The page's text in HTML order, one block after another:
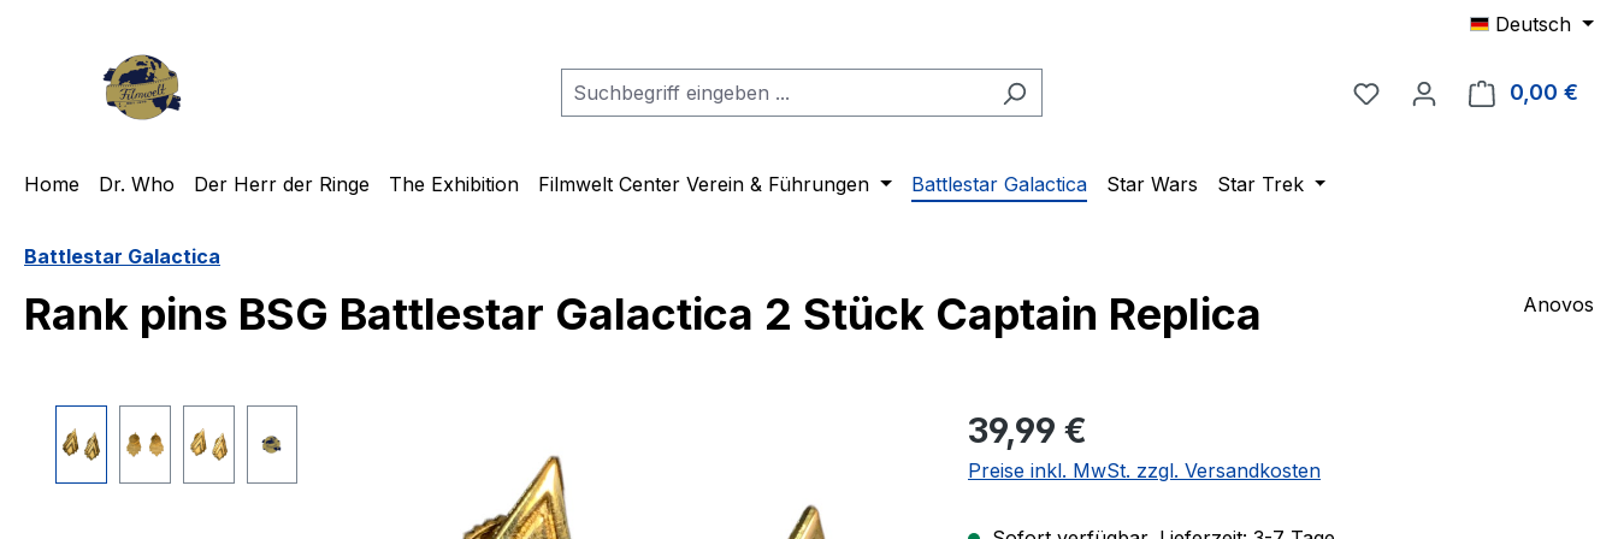
Deutsch
Du hast 0 Produkte auf
0,00 €
Home Dr. Who Der Herr der Ringe The Exhibition Filmwelt Center Verein & Führungen Battlestar Galactica Star Wars Star Trek
Battlestar Galactica
Rank pins BSG Battlestar Galactica 2 Stück Captain Replica Anovos
Regulärer Preis:
39,99 €
Preise inkl. MwSt. zzgl. Versandkosten